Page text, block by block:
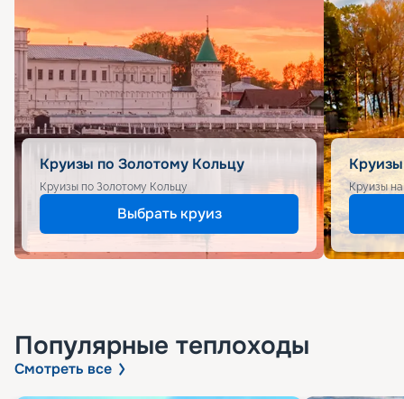
Круизы по Золотому Кольцу
Круизы по Золотому Кольцу
Выбрать круиз
Круизы
Популярные теплоходы
Смотреть все